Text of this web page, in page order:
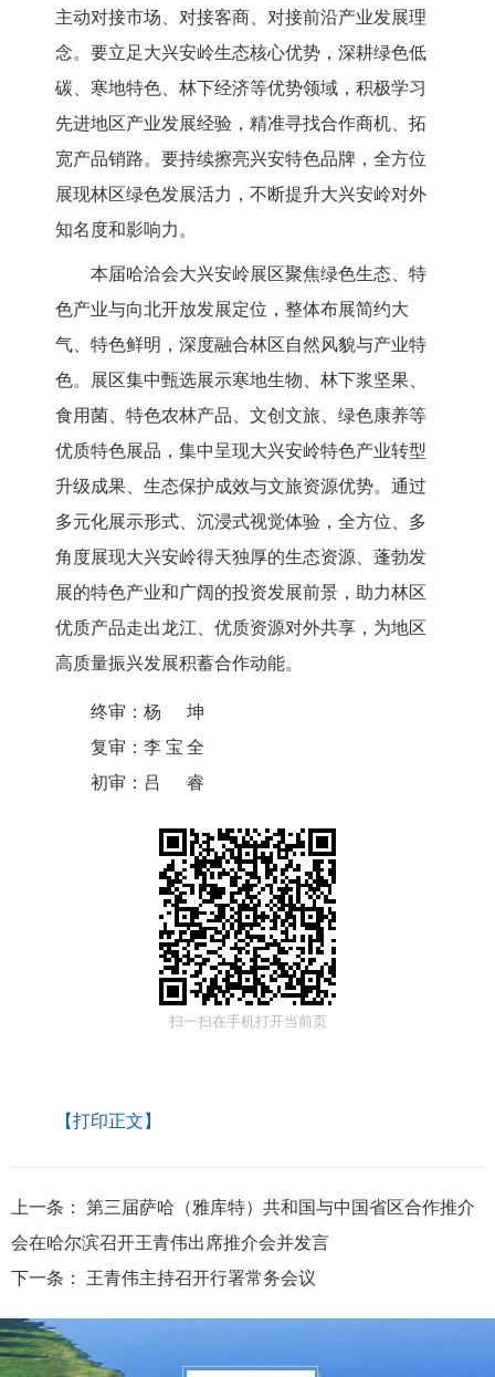
主动对接市场、对接客商、对接前沿产业发展理
念。要立足大兴安岭生态核心优势，深耕绿色低
碳、寒地特色、林下经济等优势领域，积极学习
先进地区产业发展经验，精准寻找合作商机、拓
宽产品销路。要持续擦亮兴安特色品牌，全方位
展现林区绿色发展活力，不断提升大兴安岭对外
知名度和影响力。
本届哈洽会大兴安岭展区聚焦绿色生态、特
色产业与向北开放发展定位，整体布展简约大
气、特色鲜明，深度融合林区自然风貌与产业特
色。展区集中甄选展示寒地生物 、林下浆坚果、
食用菌、特色农林产品、文创文旅、 绿色康养等
优质特色展品，集中呈现大兴安岭特色产业转型
升级成果、生态保护成效与文旅资源优势。通过
多元化展示形式、沉浸式视觉体验，全方位、多
角度展现大兴安岭得天独厚的生态资源、蓬勃发
展的特色产业和广阔的投资发展前景，助力林区
优质产品走出龙江、优质资源对外共享，为地区
高质量振兴发展积蓄合作动能。
终审： 杨坤
复审： 李宝全
初审： 吕睿
扫一扫在手机打开当前页
【打印正文】
上一条：
第三届萨哈（雅库特）共和国与中国省区合作推介
会在哈尔滨召开王青伟出席推介会并发言
下一条：
王青伟主持召开行署常务会议